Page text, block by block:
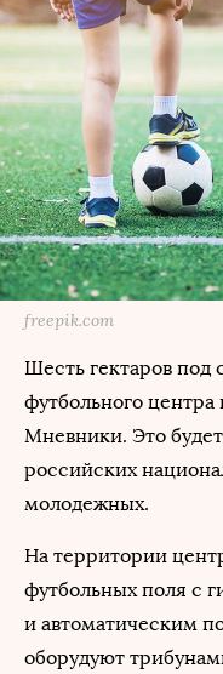
freepik.com
Шесть гектаров под
футбольного
Мневники. Это
российских
молодежных.
На территории
футбольных поля с
и автоматическим
оборудуют